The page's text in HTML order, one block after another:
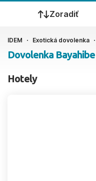
Kedy cestujete?
Ako cestujete?
2 dospelí, 0 deti
Zoradiť
IDEM Exotická dovolenka
Dovolenka
Hotely